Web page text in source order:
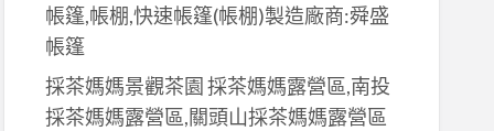
帳篷,帳棚,快速帳篷(帳棚)製造廠商:舜盛
帳篷
採茶媽媽景觀茶園 採茶媽媽露營區,南投
採茶媽媽露營區,關頭山採茶媽媽露營區